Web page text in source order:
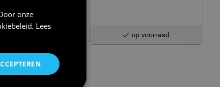
op een zee van vrije tijd
op voorraad
onze
. Lees